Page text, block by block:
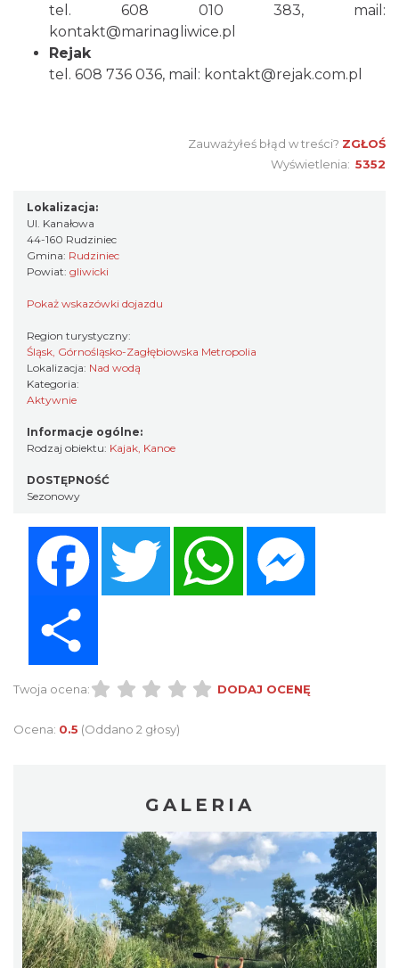
tel. 608 010 383, mail:
kontakt@marinagliwice.pl
Rejak
tel. 608 736 036, mail: kontakt@rejak.com.pl
Zauważyłeś błąd w treści? ZGŁOŚ
Wyświetlenia: 5352
Lokalizacja:
Ul. Kanałowa
44-160 Rudziniec
Gmina: Rudziniec
Powiat: gliwicki
Pokaż wskazówki dojazdu
Region turystyczny:
Śląsk, Górnośląsko-Zagłębiowska Metropolia
Lokalizacja: Nad wodą
Kategoria:
Aktywnie
Informacje ogólne:
Rodzaj obiektu: Kajak, Kanoe
DOSTĘPNOŚĆ
Sezonowy
Twitter
Twoja ocena: DODAJ OCENĘ
Ocena: 0.5 (Oddano 2 głosy)
GALERIA